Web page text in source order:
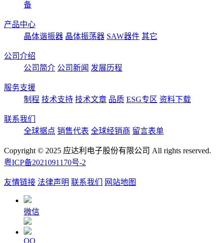
备
产品中心
晶体谐振器 晶体振荡器 SAW器件 其它
公司介绍
公司简介 公司新闻 发展历程
服务支援
制程 技术支持 技术文章 品质 ESG专区 资料下载
联系我们
全球据点 销售代表 全球经销商 留言表单
Copyright © 2025 应达利电子股份有限公司 All rights reserved.
粤ICP备2021091170号-2
友情链接 法律声明 联系我们 网站地图
微信
QQ